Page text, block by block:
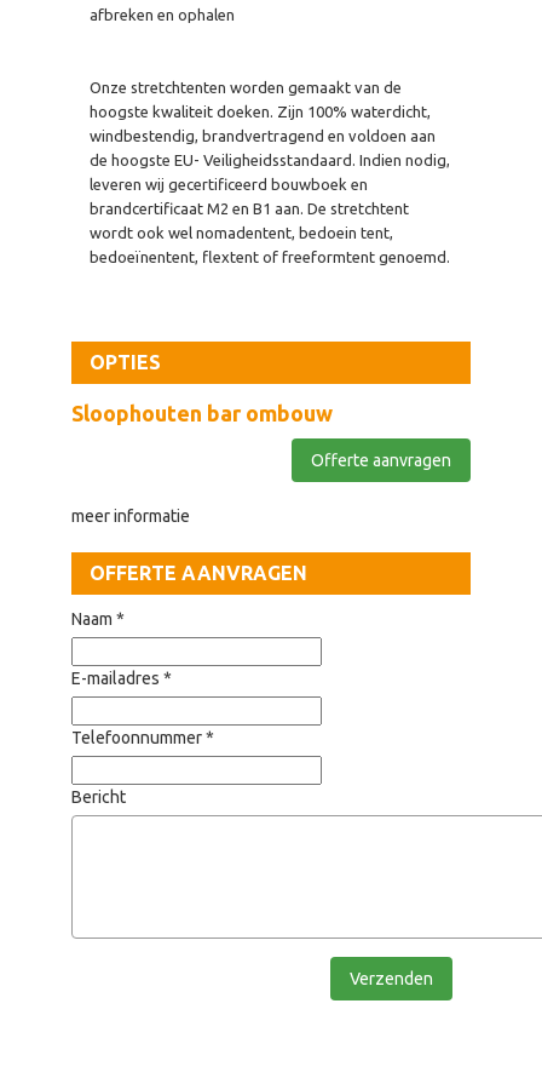
afbreken en ophalen
Onze stretchtenten worden gemaakt van de
hoogste kwaliteit doeken. Zijn 100% waterdicht,
windbestendig, brandvertragend en voldoen aan
de hoogste EU- Veiligheidsstandaard. Indien nodig,
leveren wij gecertificeerd bouwboek en
brandcertificaat M2 en B1 aan. De stretchtent
wordt ook wel nomadentent, bedoein tent,
bedoeïnentent, flextent of freeformtent genoemd.
OPTIES
Sloophouten bar ombouw
Offerte aanvragen
meer informatie
OFFERTE AANVRAGEN
Naam *
E-mailadres *
Telefoonnummer *
Bericht
Verzenden